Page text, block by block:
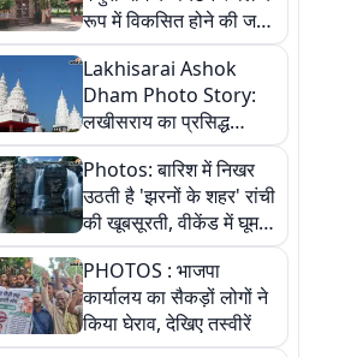
रूप में विकसित होने की जगी
आस, 9 तस्वीरों में देखें पूरी
कहानी
Lakhisarai Ashok
Dham Photo Story:
लखीसराय का प्रसिद्ध
अशोक धाम—आस्था,
श्रृंगार, अनुष्ठान और
अलौकिक संध्या आरती के
विहंगम दृश्य
Photos: बारिश में निखर
उठती है 'झरनों के शहर' रांची
की खूबसूरती, वीकेंड में घूम
आएं ये 5 वादियां
PHOTOS : भाजपा
कार्यालय का सैकड़ों लोगों ने
किया घेराव, देखिए तस्वीरें